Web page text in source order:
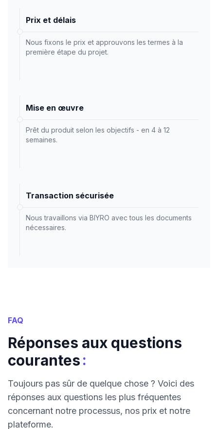
Prix et délais
Nous fixons le prix et approuvons les termes à la
première étape du projet.
Mise en œuvre
Prêt du produit selon les objectifs - en 4 à 12
semaines.
Transaction sécurisée
Nous travaillons via BIYRO avec tous les documents
nécessaires.
FAQ
Réponses aux questions
courantes:
Toujours pas sûr de quelque chose ? Voici des
réponses aux questions les plus fréquentes
concernant notre processus, nos prix et notre
plateforme.